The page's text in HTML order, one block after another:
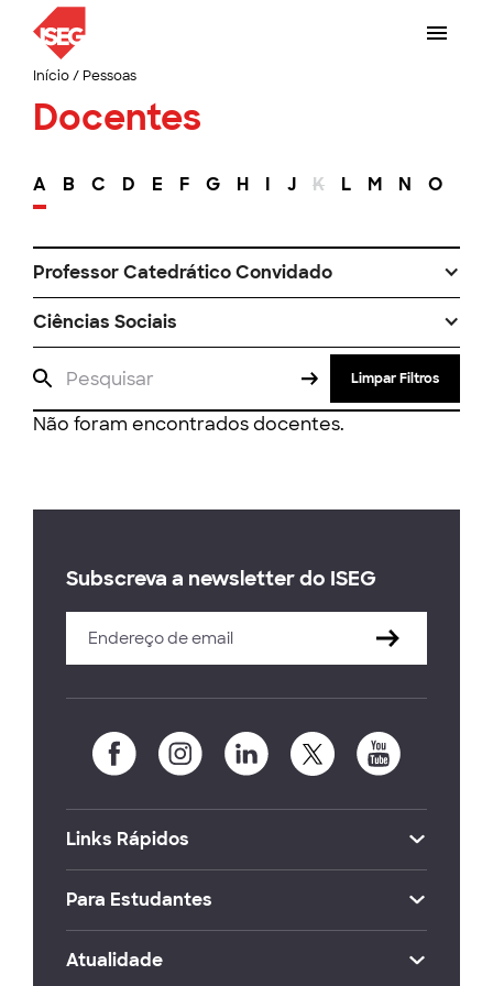
Início/ Pessoas
Docentes
A B C D E F G H I J K L M N O
Professor Catedrático Convidado
Ciências Sociais
Limpar Filtros
Não foram encontrados docentes.
Subscreva a newsletter do ISEG
Links Rápidos
Para Estudantes
Atualidade